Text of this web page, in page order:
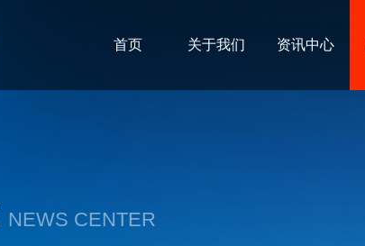
首页 关于我们 资讯中心
NEWS CENTER